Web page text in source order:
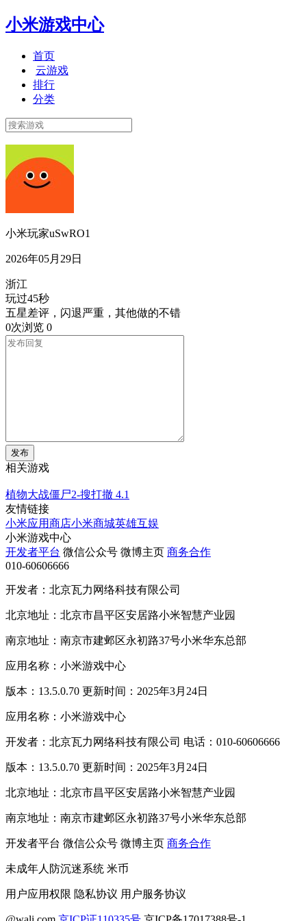
小米游戏中心
首页
云游戏
排行
分类
小米玩家uSwRO1
2026年05月29日
浙江
玩过45秒
五星差评，闪退严重，其他做的不错
0次浏览 0
发布
相关游戏
植物大战僵尸2-搜打撤 4.1
友情链接
小米应用商店小米商城英雄互娱
小米游戏中心
开发者平台 微信公众号 微博主页 商务合作
010-60606666
开发者：北京瓦力网络科技有限公司
北京地址：北京市昌平区安居路小米智慧产业园
南京地址：南京市建邺区永初路37号小米华东总部
应用名称：小米游戏中心
版本：13.5.0.70 更新时间：2025年3月24日
应用名称：小米游戏中心
开发者：北京瓦力网络科技有限公司 电话：010-60606666
版本：13.5.0.70 更新时间：2025年3月24日
北京地址：北京市昌平区安居路小米智慧产业园
南京地址：南京市建邺区永初路37号小米华东总部
开发者平台 微信公众号 微博主页 商务合作
未成年人防沉迷系统 米币
用户应用权限 隐私协议 用户服务协议